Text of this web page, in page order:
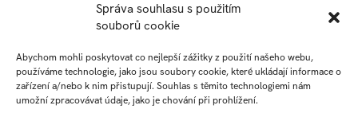
Správa souhlasu s použitím
souborů cookie
Abychom mohli poskytovat co nejlepší zážitky z použití našeho webu,
používáme technologie, jako jsou soubory cookie, které ukládají informace o
zařízení a/nebo k nim přistupují. Souhlas s těmito technologiemi nám
umožní zpracovávat údaje, jako je chování při prohlížení.
ELIŠKA
BRKALOVÁ
KRYŠTOF
OTTOMANSKÝ